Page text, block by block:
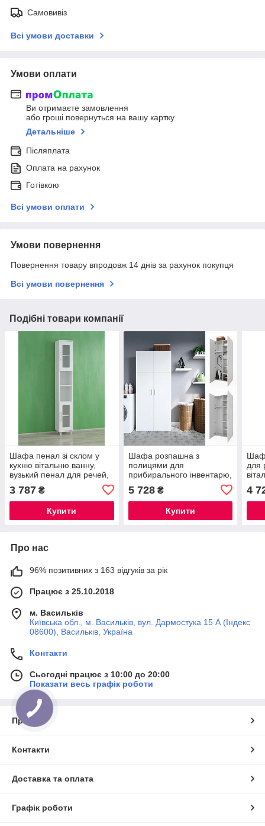
Самовивіз
Всі умови доставки
Умови оплати
Ви отримаєте замовлення
або гроші повернуться на вашу картку
Детальніше
Післяплата
Оплата на рахунок
Готівкою
Всі умови оплати
Умови повернення
Повернення товару впродовж 14 днів за рахунок покупця
Всі умови повернення
Подібні товари компанії
Шафа пенал зі склом у
кухню вітальню ванну,
вузький пенал для речей,
сучасний пенал ширина
30 см Opendoors
3 787 ₴
Купити
Шафа розпашна з
полицями для
прибирального інвентарю,
ванну Opendoors
5 728₴
Купити
для
4
Про нас
96% позитивних з 163 відгуків за рік
Працює з 25.10.2018
м. Васильків
Київська обл., м. Васильків, вул. Дармостука 15 А (Індекс
08600), Васильків, Україна
Контакти
Сьогодні працює з 10:00 до 20:00
Показати весь графік роботи
Про нас
Контакти
Доставка та оплата
Графік роботи